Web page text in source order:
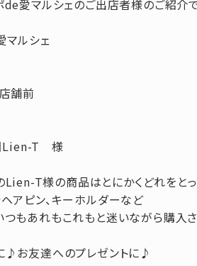
de愛マルシェのご出店者様のご紹介
ルシェ
舗前
】Lien-T 様
T様の商品はとにかくどれをとっ
アピン、キーホルダーなど
もあれもこれもと迷いながら購入
♪お友達へのプレゼントに♪